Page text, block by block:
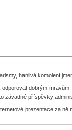
hanlivá komolení
dobrým mravům.
závadné příspěvky
prezentace za ně